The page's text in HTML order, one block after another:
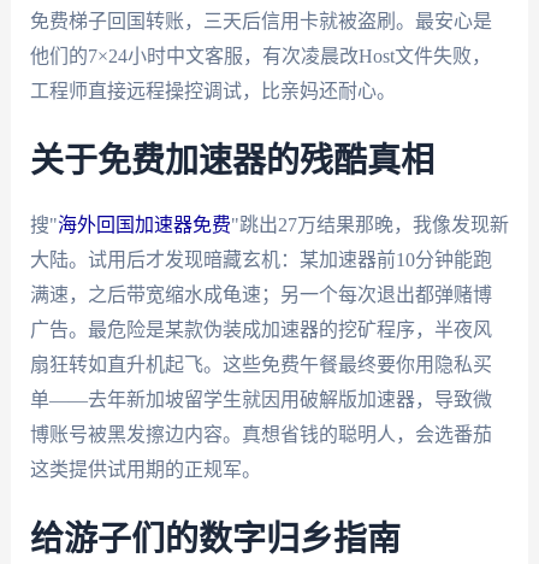
免费梯子回国转账，三天后信用卡就被盗刷。最安心是
他们的7×24小时中文客服，有次凌晨改Host文件失败，
工程师直接远程操控调试，比亲妈还耐心。
关于免费加速器的残酷真相
搜"海外回国加速器免费"跳出27万结果那晚，我像发现新
大陆。试用后才发现暗藏玄机：某加速器前10分钟能跑
满速，之后带宽缩水成龟速；另一个每次退出都弹赌博
广告。最危险是某款伪装成加速器的挖矿程序，半夜风
扇狂转如直升机起飞。这些免费午餐最终要你用隐私买
单——去年新加坡留学生就因用破解版加速器，导致微
博账号被黑发擦边内容。真想省钱的聪明人，会选番茄
这类提供试用期的正规军。
给游子们的数字归乡指南